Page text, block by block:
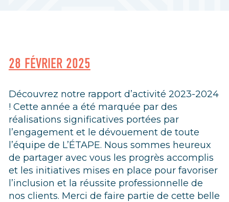
28 FÉVRIER 2025
Découvrez notre rapport d’activité 2023-2024
! Cette année a été marquée par des
réalisations significatives portées par
l’engagement et le dévouement de toute
l’équipe de L’ÉTAPE. Nous sommes heureux
de partager avec vous les progrès accomplis
et les initiatives mises en place pour favoriser
l’inclusion et la réussite professionnelle de
nos clients. Merci de faire partie de cette belle